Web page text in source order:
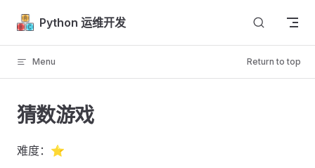
Skip to content
Python 运维开发
Menu Return to top
猜数游戏
难度：⭐